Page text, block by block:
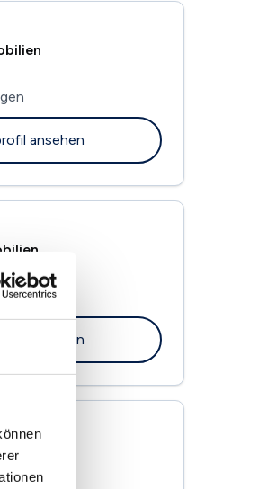
ansehen
ansehen